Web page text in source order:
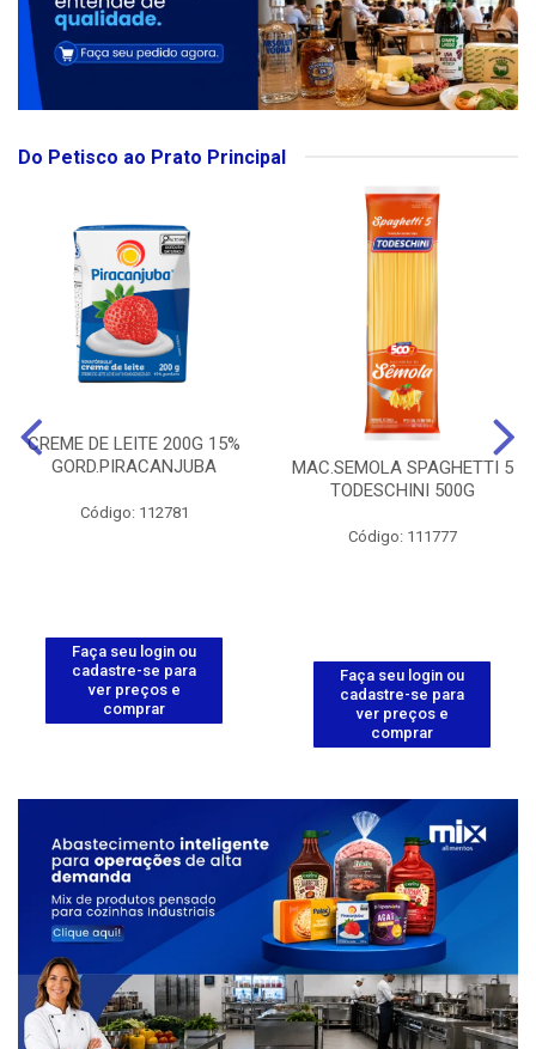
Do Petisco ao Prato Principal
CREME DE LEITE 200G 15%
GORD.PIRACANJUBA
Código: 112781
Faça seu login ou
cadastre-se para
ver preços e
comprar
MAC.SEMOLA SPAGHETTI 5
TODESCHINI 500G
Código: 111777
Faça seu login ou
cadastre-se para
ver preços e
comprar